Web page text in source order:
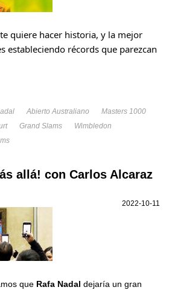
quiere hacer historia, y la mejor
estableciendo récords que parezcan
Abierto Australiano
Masters 1000
Grand Slams
Wimbledon
allá! con Carlos Alcaraz
2022-10-11
que Rafa Nadal dejaría un gran